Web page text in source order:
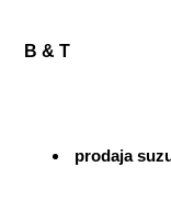
B & T
prodaja